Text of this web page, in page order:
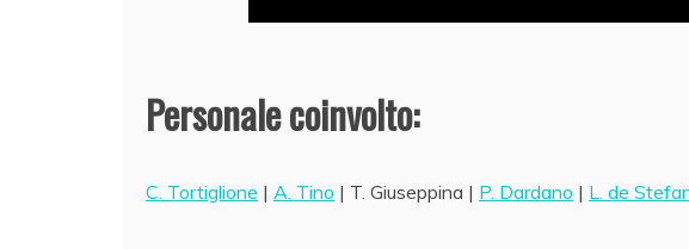
Personale coinvolto:
C. Tortiglione | A. Tino | T. Giuseppina | P. Dardano | L. de